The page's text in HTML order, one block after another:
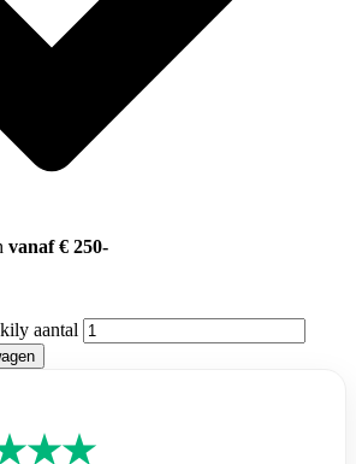
vanaf € 250-
aantal